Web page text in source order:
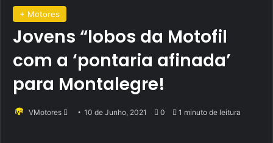
+ Motores
Jovens “lobos da Motofil
com a ‘pontaria afinada’
para Montalegre!
VMotores
Send10 de Junho, 2021 0 1 minuto de leitura